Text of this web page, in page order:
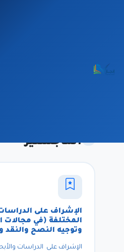
الماجستير
الإشراف على الدراسات
المختلفة (في مجالات
وتوجيه النصح والنقد
الإشراف على الدراسات